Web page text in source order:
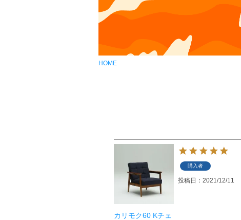
HOME
カリモク60 Kチェ
購入者
投稿日 2021/12/11